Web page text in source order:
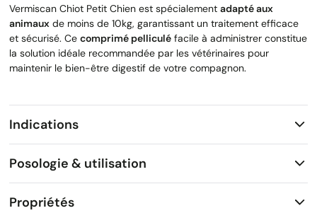
Vermiscan Chiot Petit Chien est spécialement adapté aux
animaux de moins de 10kg, garantissant un traitement efficace
et sécurisé. Ce comprimé pelliculé facile à administrer constitue
la solution idéale recommandée par les vétérinaires pour
maintenir le bien-être digestif de votre compagnon.
Indications
Posologie & utilisation
Propriétés